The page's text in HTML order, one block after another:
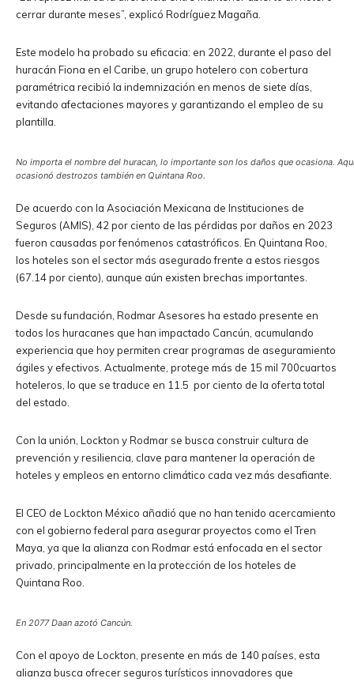
cerrar durante meses”, explicó Rodríguez Magaña.
Este modelo ha probado su eficacia: en 2022, durante el paso del
huracán Fiona en el Caribe, un grupo hotelero con cobertura
paramétrica recibió la indemnización en menos de siete días,
evitando afectaciones mayores y garantizando el empleo de su
plantilla.
No importa el nombre del huracan, lo importante son los daños que ocasiona.
ocasionó destrozos también en Quintana Roo.
De acuerdo con la Asociación Mexicana de Instituciones de
Seguros (AMIS), 42 por ciento de las pérdidas por daños en 2023
fueron causadas por fenómenos catastróficos. En Quintana Roo,
los hoteles son el sector más asegurado frente a estos riesgos
(67.14 por ciento), aunque aún existen brechas importantes.
Desde su fundación, Rodmar Asesores ha estado presente en
todos los huracanes que han impactado Cancún, acumulando
experiencia que hoy permiten crear programas de aseguramiento
ágiles y efectivos. Actualmente, protege más de 15 mil 700cuartos
hoteleros, lo que se traduce en 11.5 por ciento de la oferta total
del estado.
Con la unión, Lockton y Rodmar se busca construir cultura de
prevención y resiliencia, clave para mantener la operación de
hoteles y empleos en entorno climático cada vez más desafiante.
El CEO de Lockton México añadió que no han tenido acercamiento
con el gobierno federal para asegurar proyectos como el Tren
Maya, ya que la alianza con Rodmar está enfocada en el sector
privado, principalmente en la protección de los hoteles de
Quintana Roo.
En 2077 Daan azotó Cancún.
Con el apoyo de Lockton, presente en más de 140 países, esta
alianza busca ofrecer seguros turísticos innovadores que